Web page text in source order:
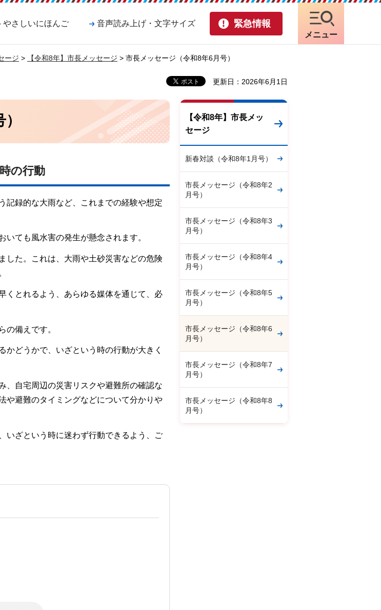
やさしいにほんご 音声読み上げ・文字サイズ 緊急情報
メニュー
ージ > 【令和8年】市長メッセージ > 市長メッセージ（令和8年6月号）
更新日：2026年6月1日
の行動
記録的な大雨など、これまでの経験や想定
ても風水害の発生が懸念されます。
した。これは、大雨や土砂災害などの危険
くとれるよう、あらゆる媒体を通じて、必
の備えです。
どうかで、いざという時の行動が大きく
、自宅周辺の災害リスクや避難所の確認な
や避難のタイミングなどについて分かりや
いざという時に迷わず行動できるよう、ご
【令和8年】市長メッ
セージ
新春対談（令和8年1月号）
市長メッセージ（令和8年2
月号）
市長メッセージ（令和8年3
月号）
市長メッセージ（令和8年4
月号）
市長メッセージ（令和8年5
月号）
市長メッセージ（令和8年6
月号）
市長メッセージ（令和8年7
月号）
市長メッセージ（令和8年8
月号）